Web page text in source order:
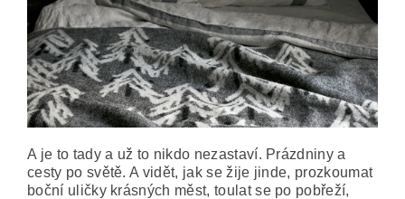
A je to tady a už to nikdo nezastaví. Prázdniny a
cesty po světě. A vidět, jak se žije jinde, prozkoumat
boční uličky krásných měst, toulat se po pobřeží,